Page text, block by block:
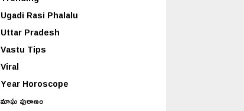
Ugadi Rasi Phalalu
Uttar Pradesh
Vastu Tips
Viral
Year Horoscope
మాఘ పురాణం